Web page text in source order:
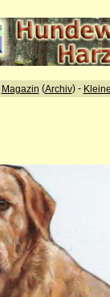
Magazin (Archiv) -